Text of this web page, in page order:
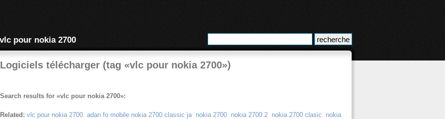
vlc pour nokia 2700
Logiciels télécharger (tag «vlc pour nokia 2700»)
Search results for «vlc pour nokia 2700»:
Related: vlc pour nokia 2700 adan fo mobile nokia 2700 classic ja nokia 2700 nokia 2700 2 nokia 2700 clasic
nokia